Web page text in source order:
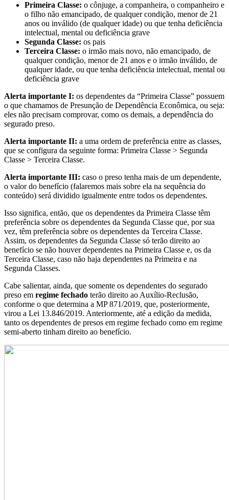
Primeira Classe: o cônjuge, a companheira, o companheiro e
o filho não emancipado, de qualquer condição, menor de 21
anos ou inválido (de qualquer idade) ou que tenha deficiência
intelectual, mental ou deficiência grave
Segunda Classe: os pais
Terceira Classe: o irmão mais novo, não emancipado, de
qualquer condição, menor de 21 anos e o irmão inválido, de
qualquer idade, ou que tenha deficiência intelectual, mental ou
deficiência grave
Alerta importante I: os dependentes da “Primeira Classe” possuem
o que chamamos de Presunção de Dependência Econômica, ou seja:
eles não precisam comprovar, como os demais, a dependência do
segurado preso.
Alerta importante II: a uma ordem de preferência entre as classes,
que se configura da seguinte forma: Primeira Classe > Segunda
Classe > Terceira Classe.
Alerta importante III: caso o preso tenha mais de um dependente,
o valor do benefício (falaremos mais sobre ela na sequência do
conteúdo) será dividido igualmente entre todos os dependentes.
Isso significa, então, que os dependentes da Primeira Classe têm
preferência sobre os dependentes da Segunda Classe que, por sua
vez, têm preferência sobre os dependentes da Terceira Classe.
Assim, os dependentes da Segunda Classe só terão direito ao
benefício se não houver dependentes na Primeira Classe e, os da
Terceira Classe, caso não haja dependentes na Primeira e na
Segunda Classes.
Cabe salientar, ainda, que somente os dependentes do segurado
preso em regime fechado terão direito ao Auxílio-Reclusão,
conforme o que determina a MP 871/2019, que, posteriormente,
virou a Lei 13.846/2019. Anteriormente, até a edição da medida,
tanto os dependentes de presos em regime fechado como em regime
semi-aberto tinham direito ao benefício.